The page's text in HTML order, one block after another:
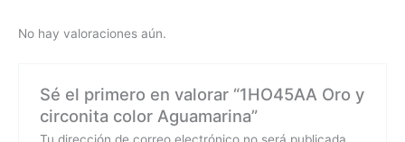
No hay valoraciones aún.
Sé el primero en valorar “1HO45AA Oro y
circonita color Aguamarina”